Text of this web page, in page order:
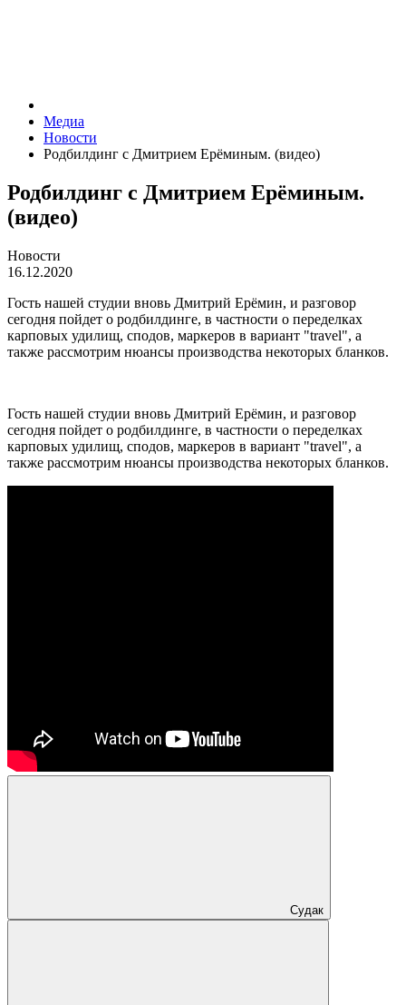
Медиа
Новости
Родбилдинг с Дмитрием Ерёминым. (видео)
Родбилдинг с Дмитрием Ерёминым.
(видео)
Новости
16.12.2020
Гость нашей студии вновь Дмитрий Ерёмин, и разговор
сегодня пойдет о родбилдинге, в частности о переделках
карповых удилищ, сподов, маркеров в вариант "travel", а
также рассмотрим нюансы производства некоторых бланков.
Гость нашей студии вновь Дмитрий Ерёмин, и разговор
сегодня пойдет о родбилдинге, в частности о переделках
карповых удилищ, сподов, маркеров в вариант "travel", а
также рассмотрим нюансы производства некоторых бланков.
Судак